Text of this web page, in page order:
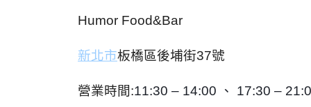
Humor Food&Bar
新北市板橋區後埔街37號
營業時間:11:30 – 14:00 、 17:30 –